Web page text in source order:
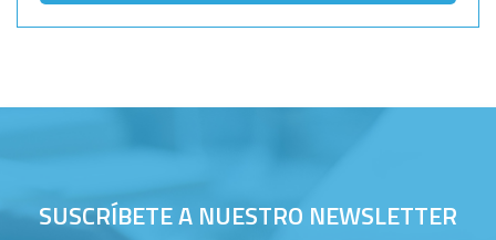
SUSCRÍBETE A NUESTRO NEWSLETTER